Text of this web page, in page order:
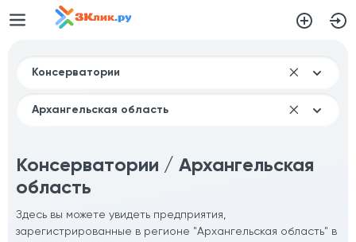
Консерватории / Архангельская
область
Здесь вы можете увидеть предприятия,
зарегистрированные в регионе "Архангельская область" в